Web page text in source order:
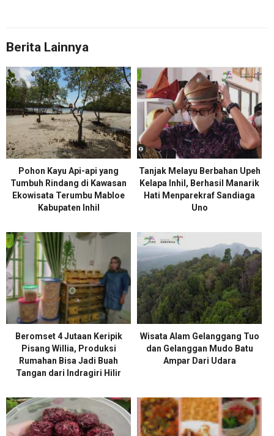
Berita Lainnya
Pohon Kayu Api-api yang
Tumbuh Rindang di Kawasan
Ekowisata Terumbu Mabloe
Kabupaten Inhil
Tanjak Melayu Berbahan Upeh
Kelapa Inhil, Berhasil Manarik
Hati Menparekraf Sandiaga
Uno
Beromset 4 Jutaan Keripik
Pisang Willia, Produksi
Rumahan Bisa Jadi Buah
Tangan dari Indragiri Hilir
Wisata Alam Gelanggang Tuo
dan Gelanggan Mudo Batu
Ampar Dari Udara